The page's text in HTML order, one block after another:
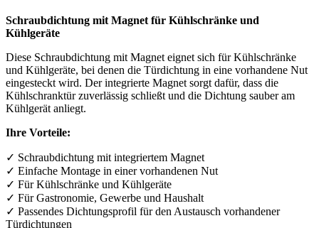
Schraubdichtung mit Magnet für Kühlschränke und
Kühlgeräte
Diese Schraubdichtung mit Magnet eignet sich für Kühlschränke
und Kühlgeräte, bei denen die Türdichtung in eine vorhandene Nut
eingesteckt wird. Der integrierte Magnet sorgt dafür, dass die
Kühlschranktür zuverlässig schließt und die Dichtung sauber am
Kühlgerät anliegt.
Ihre Vorteile:
✓ Schraubdichtung mit integriertem Magnet
✓ Einfache Montage in einer vorhandenen Nut
✓ Für Kühlschränke und Kühlgeräte
✓ Für Gastronomie, Gewerbe und Haushalt
✓ Passendes Dichtungsprofil für den Austausch vorhandener
Türdichtungen